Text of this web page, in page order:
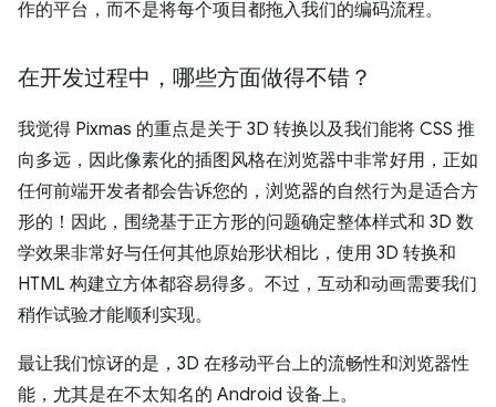
作的平台，而不是将每个项目都拖入我们的编码流程。
在开发过程中，哪些方面做得不错？
我觉得 Pixmas 的重点是关于 3D 转换以及我们能将 CSS 推
向多远，因此像素化的插图风格在浏览器中非常好用，正如
任何前端开发者都会告诉您的，浏览器的自然行为是适合方
形的！因此，围绕基于正方形的问题确定整体样式和 3D 数
学效果非常好与任何其他原始形状相比，使用 3D 转换和
HTML 构建立方体都容易得多。不过，互动和动画需要我们
稍作试验才能顺利实现。
最让我们惊讶的是，3D 在移动平台上的流畅性和浏览器性
能，尤其是在不太知名的 Android 设备上。